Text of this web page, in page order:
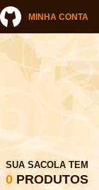
MINHA CONTA
SUA SACOLA TEM
0 PRODUTOS